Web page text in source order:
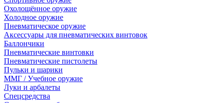
Охолощённое оружие
Холодное оружие
Пневматическое оружие
Аксессуары для пневматических винтовок
Баллончики
Пневматические винтовки
Пневматические пистолеты
Пульки и шарики
ММГ / Учебное оружие
Луки и арбалеты
Спецсредства